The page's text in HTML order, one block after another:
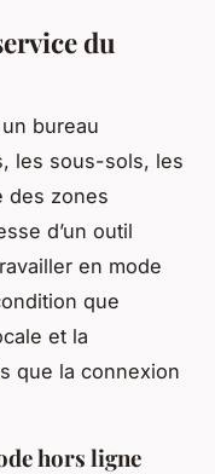
du
bureau
les sous-sols, les
des zones
d’un outil
en mode
que
et la
que la connexion
hors ligne